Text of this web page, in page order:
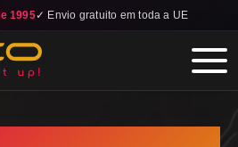
1995✓ Envio gratuito em toda a UE